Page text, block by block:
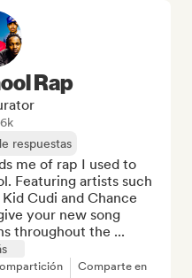
Rap
respuestas
me of rap I used to
Featuring artists such
Cudi and Chance
your new song
throughout the ...
Comparte en